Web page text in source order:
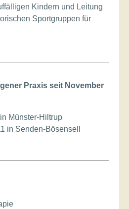
Kindern und Leitung
Sportgruppen für
Praxis seit November
Münster-Hiltrup
in Senden-Bösensell